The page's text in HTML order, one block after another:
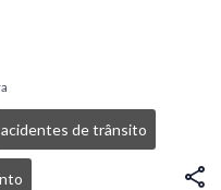
acidentes de trânsito